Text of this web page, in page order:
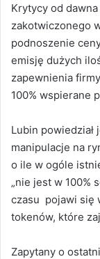
Krytycy od
zakotwiczonego
podnoszenie
emisję dużych
zapewnienia
100% wspierane
Lubin
manipulacje na
o ile w ogóle
„nie jest w 100%
czasu pojawi się
tokenów, które
Zapytany o